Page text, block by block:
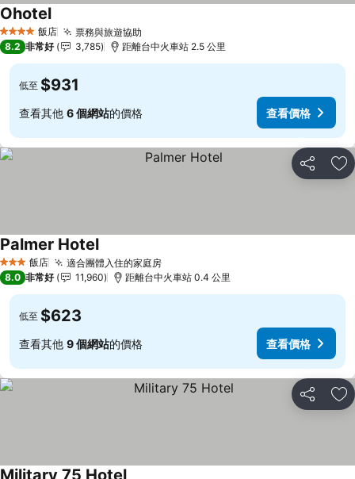
4 星級 飯店 票務與旅遊協助
Ohotel查看價格
8.2 非常好 3,785 距離台中火車站 2.5 公里
低至 $931
查看其他 6 個網站的價格 查看價格
分享 加
3 星級 飯店 適合團體入住的家庭房查看價格
Palmer Hotel查看價格
8.0 非常好 11,960 距離台中火車站 0.4 公里
低至 $623
查看其他 9 個網站的價格 查看價格
分享 加
Military 75 Hotel